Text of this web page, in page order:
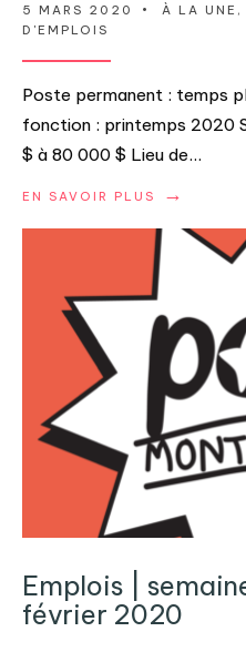
5 MARS 2020 • À LA UNE ,
D'EMPLOIS
Poste permanent : temps
fonction : printemps 2020
$ à 80 000 $ Lieu de...
EN SAVOIR PLUS →
Emplois |
février 2020